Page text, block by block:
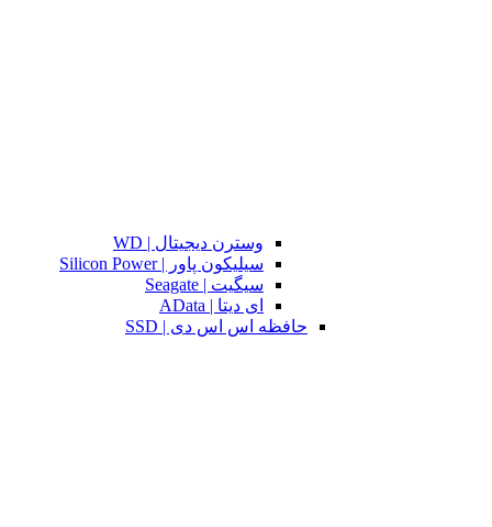
وسترن دیجیتال | WD
سیلیکون پاور | Silicon Power
سیگیت | Seagate
ای دیتا | AData
حافظه اس اس دی | SSD